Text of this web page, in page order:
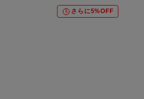
さらに5%OFF